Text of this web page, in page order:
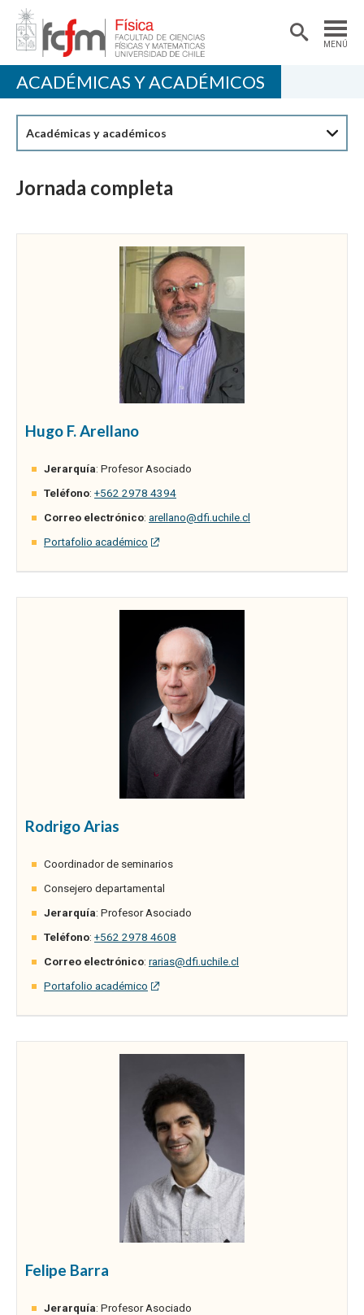
MENÚ
PORTADA
DEPARTAMENTO
ACADÉMICAS/OS
DOCENCIA
EXTENSIÓN
ACADÉMICAS Y ACADÉMICOS
Académicas y académicos
Jornada completa
Hugo F. Arellano
Jerarquía: Profesor Asociado
Teléfono: +562 2978 4394
Correo electrónico: arellano@dfi.uchile.cl
Portafolio académico
Rodrigo Arias
Coordinador de seminarios
Consejero departamental
Jerarquía: Profesor Asociado
Teléfono: +562 2978 4608
Correo electrónico: rarias@dfi.uchile.cl
Portafolio académico
Felipe Barra
Jerarquía: Profesor Asociado